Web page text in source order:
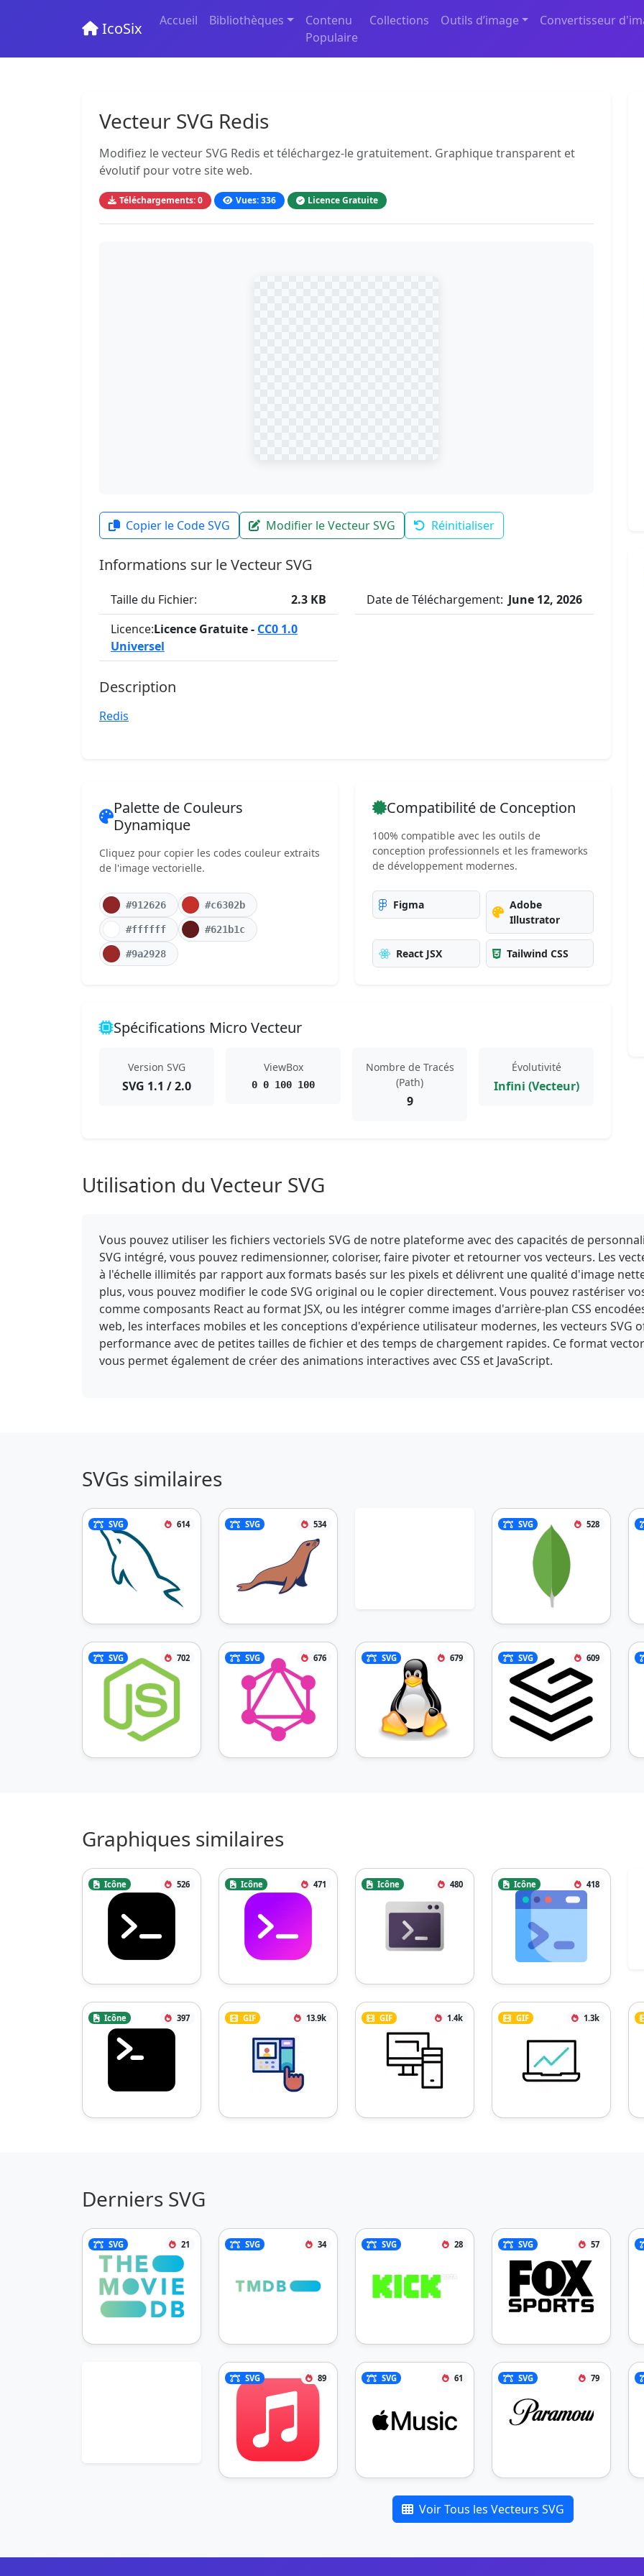
IcoSix Accueil Bibliothèques
Contenu
Populaire
Collections Outils d’image Convertisseur
Vecteur SVG Redis
Modifiez le vecteur SVG Redis et téléchargez-le gratuitement. Graphique transparent et
évolutif pour votre site web.
Téléchargements: 0 Vues: 336 Licence Gratuite
Copier le Code SVG Modifier le Vecteur SVG Réinitialiser
Informations sur le Vecteur SVG
Taille du Fichier:
2.3 KB
Licence:Licence Gratuite - CC0 1.0
Universel
Date de Téléchargement: June 12, 2026
Description
Redis
Palette de Couleurs
Dynamique
Cliquez pour copier les codes couleur extraits
de l'image vectorielle.
#912626 #c6302b
#ffffff #621b1c
#9a2928
Compatibilité de Conception
100% compatible avec les outils de
conception professionnels et les frameworks
de développement modernes.
Figma
Adobe
Illustrator
React JSX Tailwind CSS
Spécifications Micro Vecteur
Version SVG
SVG 1.1 / 2.0
ViewBox
0 0 100 100
Nombre de Tracés
(Path)
9
Évolutivité
Infini (Vecteur)
Utilisation du Vecteur SVG
Vous pouvez utiliser les fichiers vectoriels SVG de notre plateforme avec des capacités de
SVG intégré, vous pouvez redimensionner, coloriser, faire pivoter et retourner vos vecteurs. Les
à l'échelle illimités par rapport aux formats basés sur les pixels et délivrent une qualité d'image
plus, vous pouvez modifier le code SVG original ou le copier directement. Vous pouvez rastériser
comme composants React au format JSX, ou les intégrer comme images d'arrière-plan CSS
web, les interfaces mobiles et les conceptions d'expérience utilisateur modernes, les vecteurs SVG
performance avec de petites tailles de fichier et des temps de chargement rapides. Ce format
vous permet également de créer des animations interactives avec CSS et JavaScript.
SVGs similaires
SVG 614 SVG 534 SVG 528
SVG 702 SVG 676 SVG 679 SVG 609
Graphiques similaires
Icône 526 Icône 471 Icône 480 Icône 418
Icône 397 GIF 13.9k GIF 1.4k GIF 1.3k
Derniers SVG
SVG 21 SVG 34 SVG 28 SVG 57
SVG 89 SVG 61 SVG 79
Voir Tous les Vecteurs SVG